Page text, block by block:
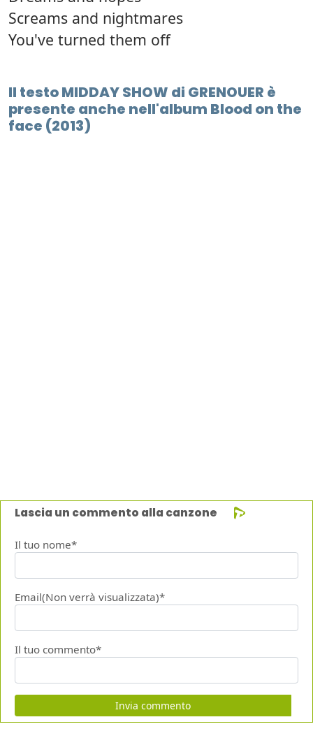
Screams and nightmares
You've turned them off
Il testo MIDDAY SHOW di GRENOUER è
presente anche nell'album Blood on the
face (2013)
Lascia un commento alla canzone
Il tuo nome*
Email(Non verrà visualizzata)*
Il tuo commento*
Invia commento